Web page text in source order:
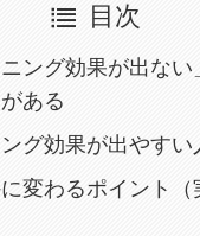
目次
ニング効果が出な
ある
ング効果が出やすい
変わるポイント（